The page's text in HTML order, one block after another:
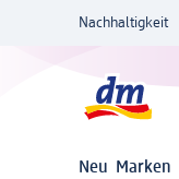
Nachhaltigkeit
Neu Marken